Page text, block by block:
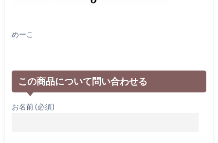
めーこ
この商品について問い合わせる
お名前 (必須)